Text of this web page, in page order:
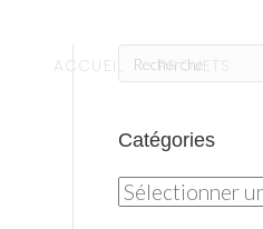
ACCUEIL PROJETS
Catégories
Catégories